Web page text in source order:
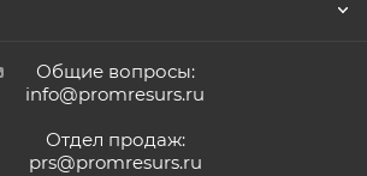
Общие вопросы:
info@promresurs.ru
Отдел продаж:
prs@promresurs.ru